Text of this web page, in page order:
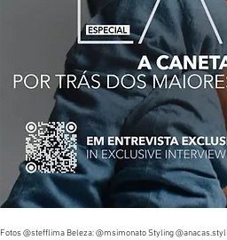
Fotos @stefflima Beleza: @msimonato Styling